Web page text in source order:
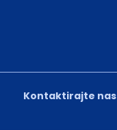
Kontaktirajte nas